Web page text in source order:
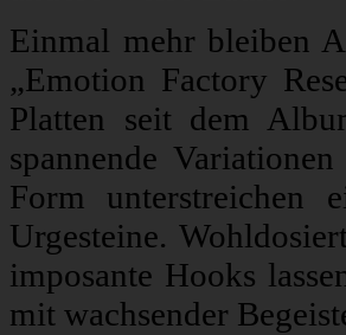
Einmal mehr bleiben
„Emotion Factory
Platten seit dem
spannende
Form unterstreichen
Urgesteine.
imposante Hooks
mit wachsender